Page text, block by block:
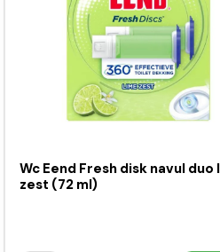
Wc Eend Fresh disk navul duo
zest (72 ml)